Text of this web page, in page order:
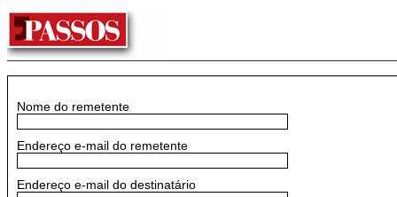
Nome do remetente
Endereço e-mail do remetente
Endereço e-mail do destinatário